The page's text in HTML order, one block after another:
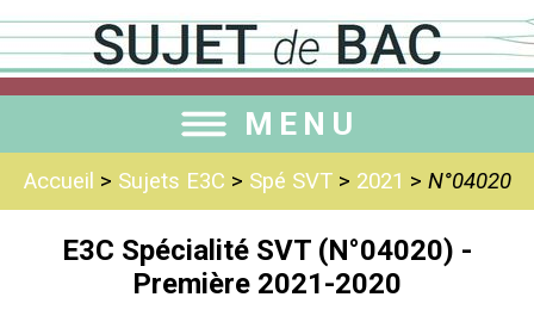
MENU
Accueil > Sujets E3C > Spé SVT> 2021 > N°04020
E3C Spécialité SVT (N°04020) -
Première 2021-2020